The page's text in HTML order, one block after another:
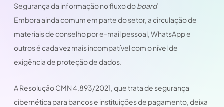
Segurança da informação no fluxo doboard
Embora ainda comum em parte do setor, a circulação de
materiais de conselho por e-mail pessoal, WhatsApp e
outros é cada vez mais incompatível com o nível de
exigência de proteção de dados.
A Resolução CMN 4.893/2021, que trata de segurança
cibernética para bancos e instituições de pagamento, deixa